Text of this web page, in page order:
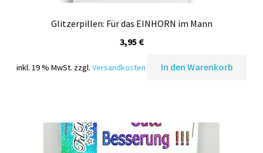
Glitzerpillen: Für das EINHORN im Mann
3,95 €
inkl. 19 % MwSt. zzgl.Versandkosten In den Warenkorb